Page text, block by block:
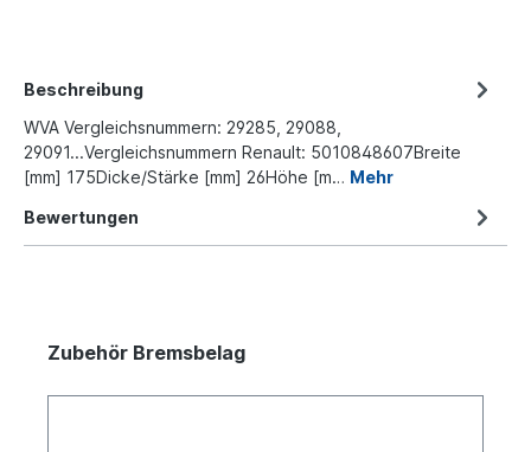
Beschreibung
WVA Vergleichsnummern: 29285, 29088,
29091...Vergleichsnummern Renault: 5010848607Breite
[mm] 175Dicke/Stärke [mm] 26Höhe [m… Mehr
Bewertungen
Zubehör Bremsbelag